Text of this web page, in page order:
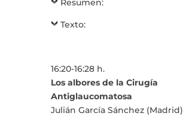
Resumen:
Texto:
16:20-16:28 h.
Los albores de la Cirugía
Antiglaucomatosa
Julián García Sánchez (Madrid)